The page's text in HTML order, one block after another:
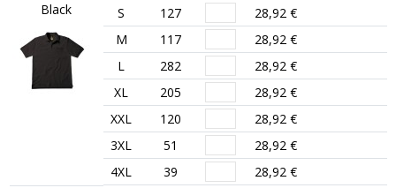
Black
S 127
28,92 €
M
117
28,92 €
L
282
28,92 €
XL
205
28,92 €
XXL
120
28,92 €
3XL
51
28,92 €
4XL
39 28,92 €